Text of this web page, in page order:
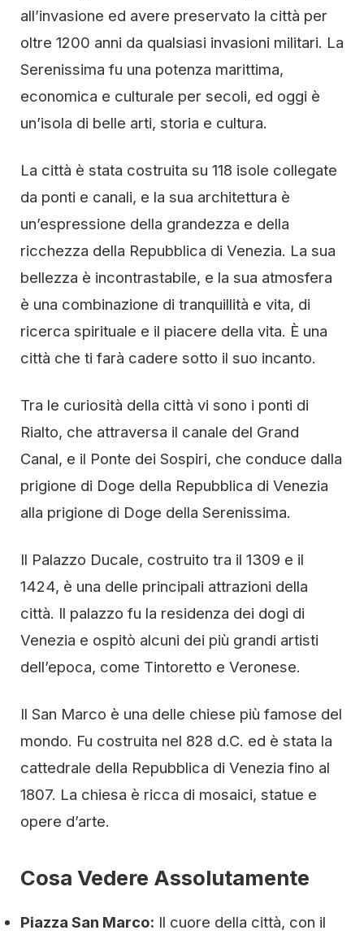
all’invasione ed avere preservato la città per
oltre 1200 anni da qualsiasi invasioni militari. La
Serenissima fu una potenza marittima,
economica e culturale per secoli, ed oggi è
un’isola di belle arti, storia e cultura.
La città è stata costruita su 118 isole collegate
da ponti e canali, e la sua architettura è
un’espressione della grandezza e della
ricchezza della Repubblica di Venezia. La sua
bellezza è incontrastabile, e la sua atmosfera
è una combinazione di tranquillità e vita, di
ricerca spirituale e il piacere della vita. È una
città che ti farà cadere sotto il suo incanto.
Tra le curiosità della città vi sono i ponti di
Rialto, che attraversa il canale del Grand
Canal, e il Ponte dei Sospiri, che conduce dalla
prigione di Doge della Repubblica di Venezia
alla prigione di Doge della Serenissima.
Il Palazzo Ducale, costruito tra il 1309 e il
1424, è una delle principali attrazioni della
città. Il palazzo fu la residenza dei dogi di
Venezia e ospitò alcuni dei più grandi artisti
dell’epoca, come Tintoretto e Veronese.
Il San Marco è una delle chiese più famose del
mondo. Fu costruita nel 828 d.C. ed è stata la
cattedrale della Repubblica di Venezia fino al
1807. La chiesa è ricca di mosaici, statue e
opere d’arte.
Cosa Vedere Assolutamente
Piazza San Marco: Il cuore della città, con il